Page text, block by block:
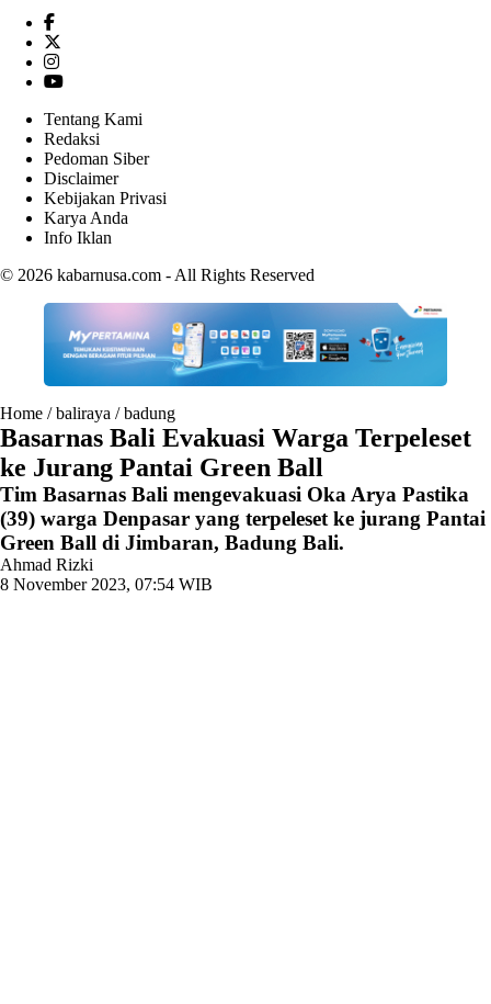
Tentang Kami
Redaksi
Pedoman Siber
Disclaimer
Kebijakan Privasi
Karya Anda
Info Iklan
© 2026 kabarnusa.com - All Rights Reserved
Home /baliraya /badung
Basarnas Bali Evakuasi Warga Terpeleset
ke Jurang Pantai Green Ball
Tim Basarnas Bali mengevakuasi Oka Arya Pastika
(39) warga Denpasar yang terpeleset ke jurang Pantai
Green Ball di Jimbaran, Badung Bali.
Ahmad Rizki
8 November 2023, 07:54 WIB